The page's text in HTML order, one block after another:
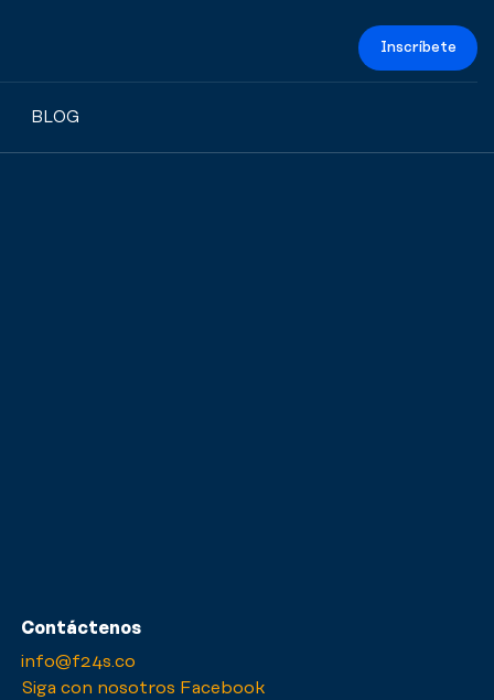
Inscríbete
BLOG
Contáctenos
info@f24s.co
Siga con nosotros Facebook